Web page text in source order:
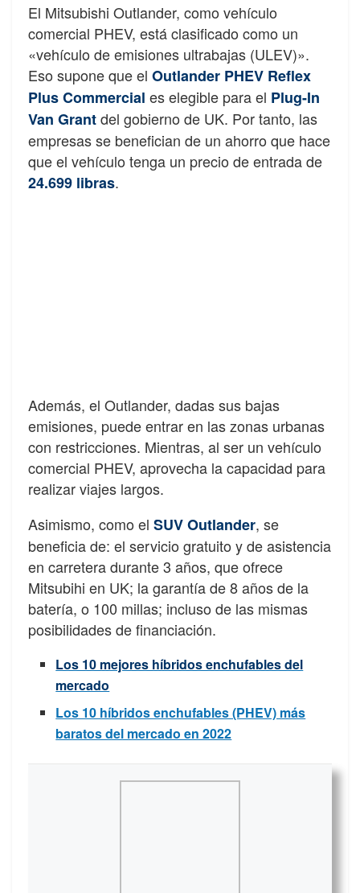
El Mitsubishi Outlander, como vehículo
comercial PHEV, está clasificado como un
«vehículo de emisiones ultrabajas (ULEV)».
Eso supone que el Outlander PHEV Reflex
Plus Commercial es elegible para el Plug-In
Van Grantdel gobierno de UK. Por tanto, las
empresas se benefician de un ahorro que hace
que el vehículo tenga un precio de entrada de
24.699 libras.
Además, el Outlander, dadas sus bajas
emisiones, puede entrar en las zonas urbanas
con restricciones. Mientras, al ser un vehículo
comercial PHEV, aprovecha la capacidad para
realizar viajes largos.
Asimismo, como el SUV Outlander, se
beneficia de: el servicio gratuito y de asistencia
en carretera durante 3 años, que ofrece
Mitsubihi en UK; la garantía de 8 años de la
batería, o 100 millas; incluso de las mismas
posibilidades de financiación.
Los 10 mejores híbridos enchufables del
mercado
Los 10 híbridos enchufables (PHEV) más
baratos del mercado en 2022